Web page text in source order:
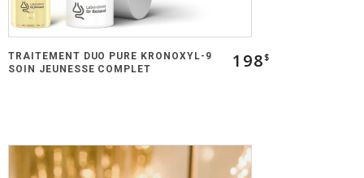
TRAITEMENT DUO PURE KRONOXYL-9
SOIN JEUNESSE COMPLET
198$